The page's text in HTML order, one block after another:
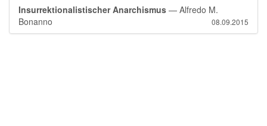
Insurrektionalistischer Anarchismus — Alfredo M.
Bonanno
08.09.2015